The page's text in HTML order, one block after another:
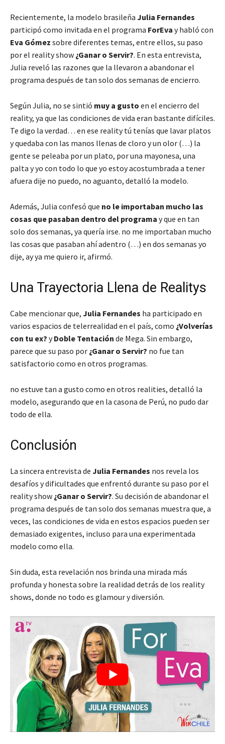
Recientemente, la modelo brasileña Julia Fernandes
participó como invitada en el programa ForEva y habló con
Eva Gómez sobre diferentes temas, entre ellos, su paso
por el reality show ¿Ganar o Servir?. En esta entrevista,
Julia reveló las razones que la llevaron a abandonar el
programa después de tan solo dos semanas de encierro.
Según Julia, no se sintió muy a gusto en el encierro del
reality, ya que las condiciones de vida eran bastante difíciles.
Te digo la verdad… en ese reality tú tenías que lavar platos
y quedaba con las manos llenas de cloro y un olor (…) la
gente se peleaba por un plato, por una mayonesa, una
palta y yo con todo lo que yo estoy acostumbrada a tener
afuera dije no puedo, no aguanto, detalló la modelo.
Además, Julia confesó que no le importaban mucho las
cosas que pasaban dentro del programa y que en tan
solo dos semanas, ya quería irse. no me importaban mucho
las cosas que pasaban ahí adentro (…) en dos semanas yo
dije, ay ya me quiero ir, afirmó.
Una Trayectoria Llena de Realitys
Cabe mencionar que, Julia Fernandes ha participado en
varios espacios de telerrealidad en el país, como ¿Volverías
con tu ex? yDoble Tentación de Mega. Sin embargo,
parece que su paso por ¿Ganar o Servir? no fue tan
satisfactorio como en otros programas.
no estuve tan a gusto como en otros realities, detalló la
modelo, asegurando que en la casona de Perú, no pudo dar
todo de ella.
Conclusión
La sincera entrevista de Julia Fernandes nos revela los
desafíos y dificultades que enfrentó durante su paso por el
reality show ¿Ganar o Servir?. Su decisión de abandonar el
programa después de tan solo dos semanas muestra que, a
veces, las condiciones de vida en estos espacios pueden ser
demasiado exigentes, incluso para una experimentada
modelo como ella.
Sin duda, esta revelación nos brinda una mirada más
profunda y honesta sobre la realidad detrás de los reality
shows, donde no todo es glamour y diversión.